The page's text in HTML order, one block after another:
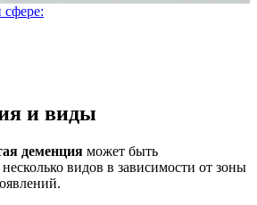
и виды
деменция может быть
видов в зависимости от зоны